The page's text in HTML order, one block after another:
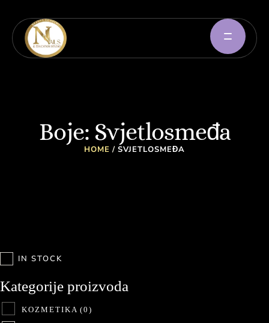
Boje: Svjetlosmeđa
HOME / SVJETLOSMEĐA
IN STOCK
Kategorije proizvoda
KOZMETIKA (0)